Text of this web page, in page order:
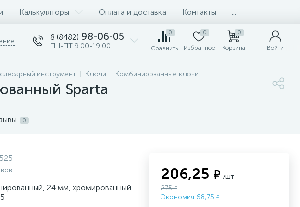
Калькуляторы Оплата и доставка Контакты
8 (8482) 98-06-05
ПН-ПТ 9:00-19:00
0
Сравнить
0
Избранное
0
Корзина Войти
инструмент Ключи Комбинированные ключи
Sparta
0
24 мм, хромированный
206,25 ₽ /шт
275₽
Экономия 68,75 ₽